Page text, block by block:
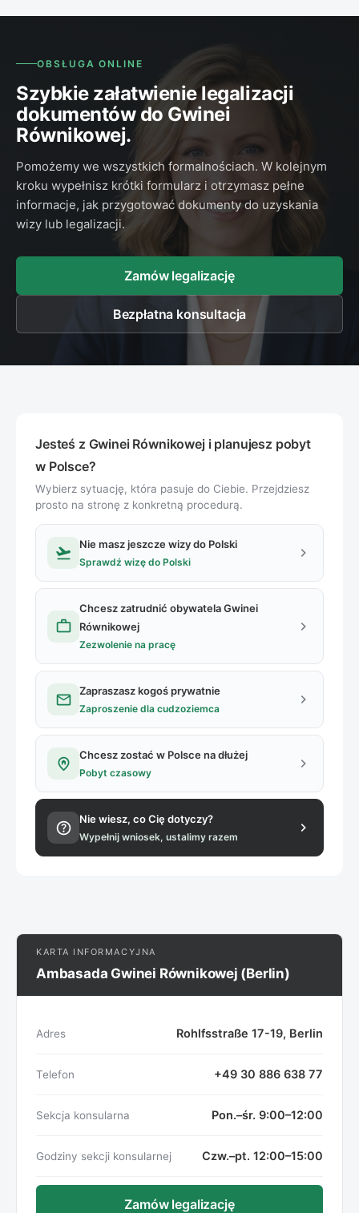
OBSŁUGA ONLINE
Szybkie załatwienie legalizacji
dokumentów do Gwinei
Równikowej.
Pomożemy we wszystkich formalnościach. W kolejnym
kroku wypełnisz krótki formularz i otrzymasz pełne
informacje, jak przygotować dokumenty do uzyskania
wizy lub legalizacji.
Zamów legalizację
Bezpłatna konsultacja
Jesteś z Gwinei Równikowej i planujesz pobyt
w Polsce?
Wybierz sytuację, która pasuje do Ciebie. Przejdziesz
prosto na stronę z konkretną procedurą.
flight_takeoff Nie masz jeszcze wizy do Polski
Sprawdź wizę do Polski chevron_right
work
Chcesz zatrudnić obywatela Gwinei
Równikowej
Zezwolenie na pracę
chevron_right
mail Zapraszasz kogoś prywatnie
Zaproszenie dla cudzoziemca chevron_right
home_pin Chcesz zostać w Polsce na dłużej
Pobyt czasowy chevron_right
help Nie wiesz, co Cię dotyczy?
Wypełnij wniosek, ustalimy razem chevron_right
KARTA INFORMACYJNA
Ambasada Gwinei Równikowej (Berlin)
Adres Rohlfsstraße 17-19, Berlin
Telefon +49 30 886 638 77
Sekcja konsularna Pon.–śr. 9:00–12:00
Godziny sekcji konsularnej Czw.–pt. 12:00–15:00
Zamów legalizację